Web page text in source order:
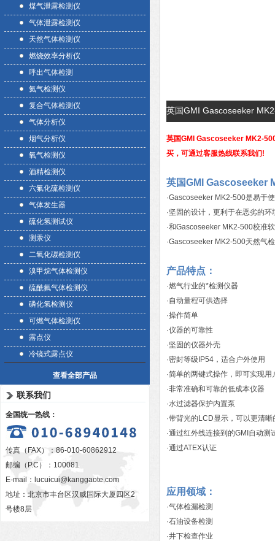
煤气泄露检测仪
气体泄露检测仪
天然气体检测仪
燃烧效率分析仪
呼出气体检测
氦气检测仪
复合气体检测仪
气体分析仪
烟气分析仪
氧气检测仪
酒精检测仪
六氟化硫检测仪
气体发生器
硫化氢测试仪
测汞仪
二氧化碳检测仪
溴甲烷气体检测仪
硫酰氟气体检测仪
磷化氢检测仪
可燃气体检测仪
露点仪
冷镜式露点仪
查看全部产品
联系我们
全国统一热线：
传真（FAX）：86-010-60862912
邮编（P.C）：100081
E-mail： lucuicui@kanggaote.com
地址：北京市丰台区汉威国际大厦四区2
号楼8层
英国GMI Gascoseeker
英国GMI Gascoseeker MK2-
买，可通过客服热线联系我们!
英国GMI Gascoseeker
·Gascoseeker MK2-500是易于
·坚固的设计，更利于在恶劣的环
·和Gascoseeker MK2-500校准
·Gascoseeker MK2-500天然气
产品特点：
·燃气行业的*检测仪器
·自动量程可供选择
·操作简单
·仪器的可靠性
·坚固的仪器外壳
·密封等级IP54，适合户外使用
·简单的两键式操作，即可实现
·非常准确和可靠的低成本仪器
·水过滤器保护内置泵
·带背光的LCD显示，可以更清
·通过红外线连接到的GMI自动
·通过ATEX认证
应用领域：
·气体检漏检测
·石油设备检测
·井下检查作业